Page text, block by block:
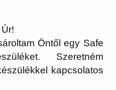
Öntől egy Safe
Szeretném
kapcsolatos